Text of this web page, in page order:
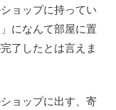
ョップに持ってい
になんて部屋に置
了したとは言えま
ョップに出す、寄